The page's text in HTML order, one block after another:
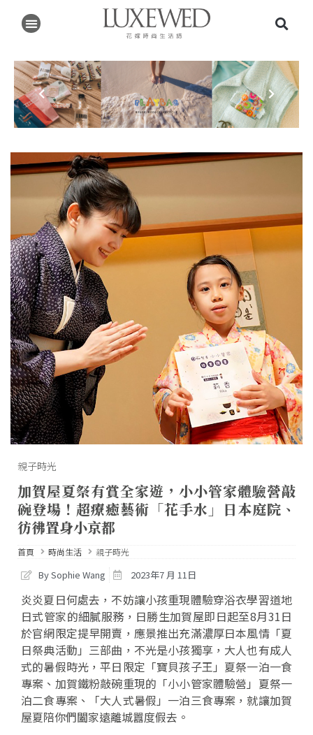
親子時光
加賀屋夏祭有賞全家遊，小小管家體驗營敲
碗登場！超療癒藝術「花手水」日本庭院、
彷彿置身小京都
首頁 時尚生活 親子時光
By Sophie Wang 2023年7 月 11日
炎炎夏日何處去，不妨讓小孩重現體驗穿浴衣學習道地
日式管家的細膩服務，日勝生加賀屋即日起至8月31日
於官網限定提早開賣，應景推出充滿濃厚日本風情「夏
日祭典活動」三部曲，不光是小孩獨享，大人也有成人
式的暑假時光，平日限定「寶貝孩子王」夏祭一泊一食
專案、加賀鐵粉敲碗重現的「小小管家體驗營」夏祭一
泊二食專案、「大人式暑假」一泊三食專案，就讓加賀
屋夏陪你們闔家遠離城囂度假去。